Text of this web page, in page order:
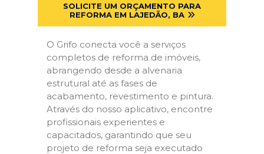
SOLICITE UM ORÇAMENTO PARA
REFORMA EM LAJEDÃO, BA
O Grifo conecta você a serviços
completos de reforma de imóveis,
abrangendo desde a alvenaria
estrutural até as fases de
acabamento, revestimento e pintura.
Através do nosso aplicativo, encontre
profissionais experientes e
capacitados, garantindo que seu
projeto de reforma seja executado